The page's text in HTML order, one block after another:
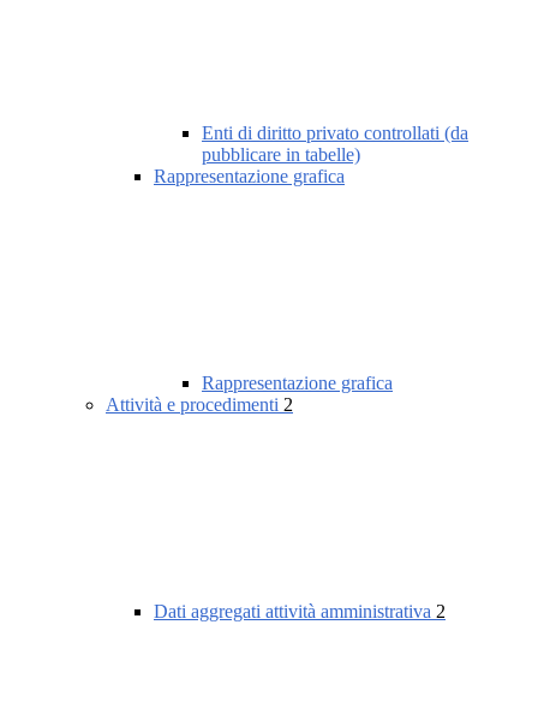
Enti di diritto privato controllati (da
pubblicare in tabelle)
Rappresentazione grafica
Rappresentazione grafica
Attività e procedimenti 2
Dati aggregati attività amministrativa 2